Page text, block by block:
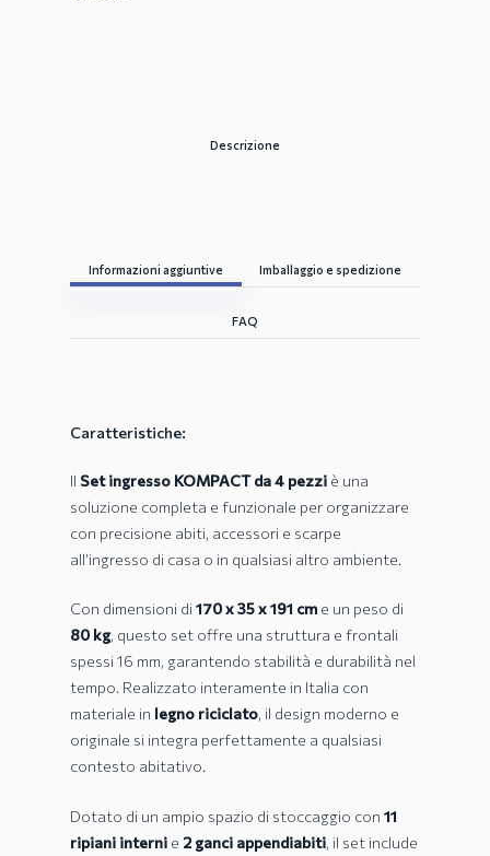
Descrizione
Informazioni aggiuntive Imballaggio e spedizione
FAQ
Caratteristiche:
Il Set ingresso KOMPACT da 4 pezzi è una
soluzione completa e funzionale per organizzare
con precisione abiti, accessori e scarpe
all’ingresso di casa o in qualsiasi altro ambiente.
Con dimensioni di170 x 35 x 191 cm e un peso di
80 kg, questo set offre una struttura e frontali
spessi 16 mm, garantendo stabilità e durabilità nel
tempo. Realizzato interamente in Italia con
materiale in legno riciclato, il design moderno e
originale si integra perfettamente a qualsiasi
contesto abitativo.
Dotato di un ampio spazio di stoccaggio con11
ripiani interni e 2 ganci appendiabiti, il set include